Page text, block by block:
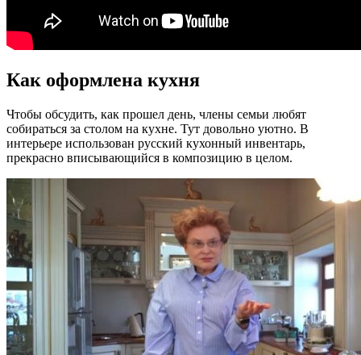
Как оформлена кухня
Чтобы обсудить, как прошел день, члены семьи любят
собираться за столом на кухне. Тут довольно уютно. В
интерьере использован русский кухонный инвентарь,
прекрасно вписывающийся в композицию в целом.